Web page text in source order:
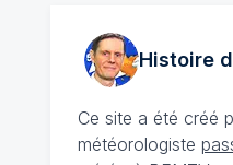
Histoire
Ce site a été créé
météorologiste